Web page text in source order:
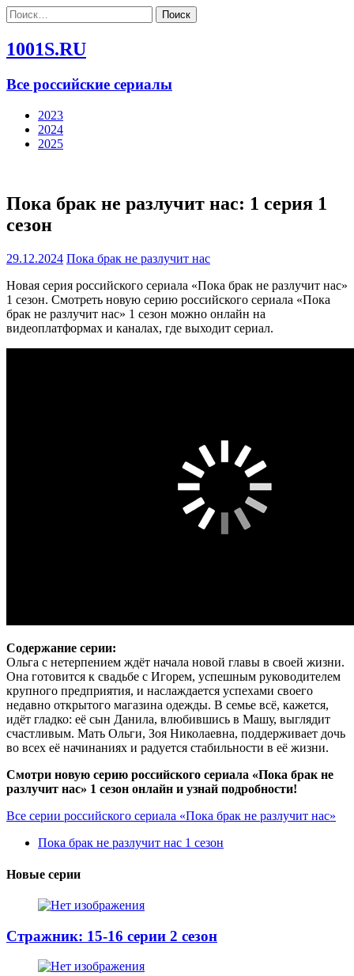
Найти:
1001S.RU
Все российские сериалы
2023
2024
2025
Пока брак не разлучит нас: 1 серия 1
сезон
29.12.2024 Пока брак не разлучит нас
Новая серия российского сериала «Пока брак не разлучит нас»
1 сезон. Смотреть новую серию российского сериала «Пока
брак не разлучит нас» 1 сезон можно онлайн на
видеоплатформах и каналах, где выходит сериал.
Содержание серии:
Ольга с нетерпением ждёт начала новой главы в своей жизни.
Она готовится к свадьбе с Игорем, успешным руководителем
крупного предприятия, и наслаждается успехами своего
недавно открытого магазина одежды. В семье всё, кажется,
идёт гладко: её сын Данила, влюбившись в Машу, выглядит
счастливым. Мать Ольги, Зоя Николаевна, поддерживает дочь
во всех её начинаниях и радуется стабильности в её жизни.
Смотри новую серию российского сериала «Пока брак не
разлучит нас» 1 сезон онлайн и узнай подробности!
Все серии российского сериала «Пока брак не разлучит нас»
Пока брак не разлучит нас 1 сезон
Новые серии
Стражник: 15-16 серии 2 сезон